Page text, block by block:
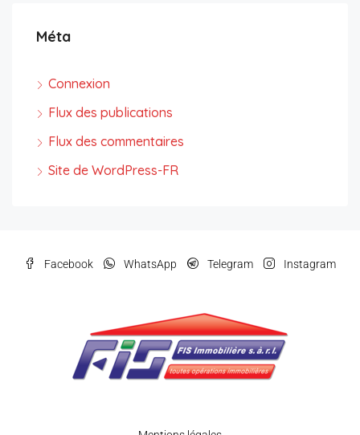
Méta
Connexion
Flux des publications
Flux des commentaires
Site de WordPress-FR
Facebook WhatsApp Telegram Instagram